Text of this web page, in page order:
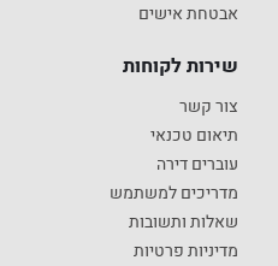
אבטחת אישים
שירות לקוחות
צור קשר
תיאום טכנאי
עוברים דירה
מדריכים למשתמש
שאלות ותשובות
מדיניות פרטיות